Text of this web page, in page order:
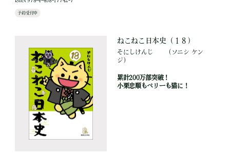
予約受付中
ねこねこ日本史（１８）
そにしけんじ
（ソニシ ケン
ジ）
累計200万部突破！
小栗忠順もペリーも猫に！